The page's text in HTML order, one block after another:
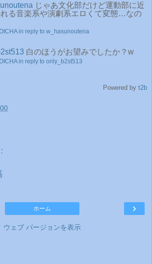
じゃあ文化部だけど運動部に近
る音楽系や演劇系エロくて変態…なの
in reply to w_hasunoutena
白のほうがお望みでしたか？w
in reply to only_b2st513
Powered by t2b
›
ホーム
ウェブ バージョンを表示